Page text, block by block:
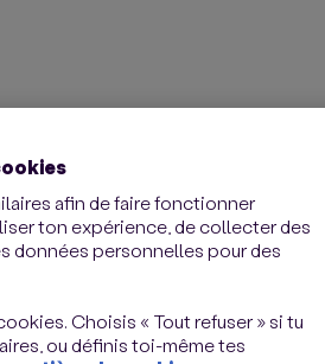
afin de faire fonctionner
ton expérience, de collecter des
données personnelles pour des
Choisis « Tout refuser » si tu
ou définis toi-même tes